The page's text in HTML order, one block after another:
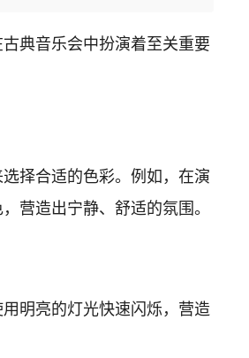
典音乐会中扮演着至关重要
择合适的色彩。例如，在演
营造出宁静、舒适的氛围。
明亮的灯光快速闪烁，营造